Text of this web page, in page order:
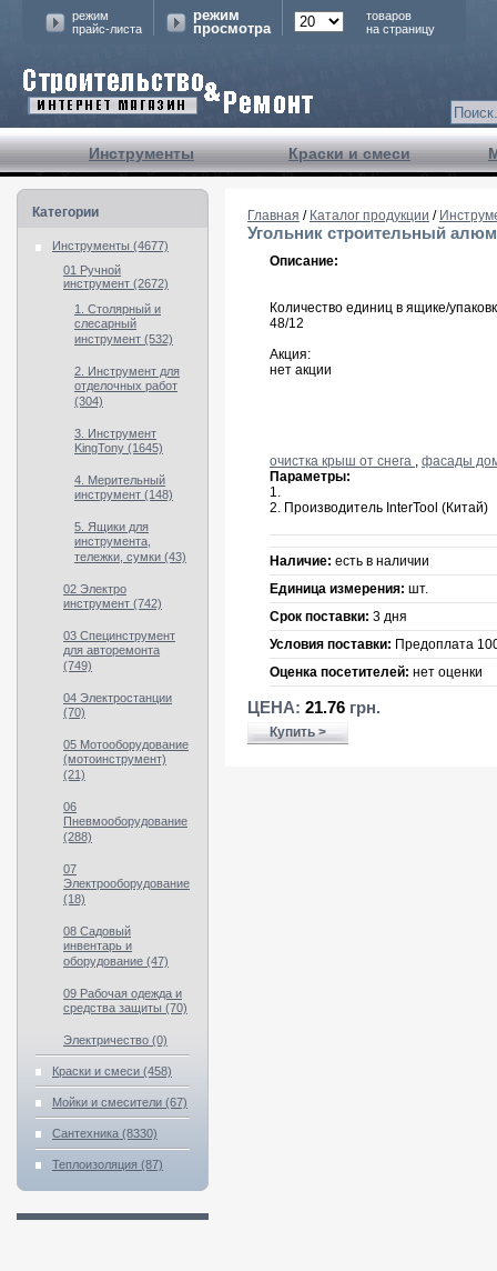
Инструменты Краски и смеси
режим
прайс-листа
режим
просмотра
товаров
на страницу
Категории
Инструменты (4677)
01 Ручной
инструмент (2672)
1. Столярный и
слесарный
инструмент (532)
2. Инструмент для
отделочных работ
(304)
3. Инструмент
KingTony (1645)
4. Мерительный
инструмент (148)
5. Ящики для
инструмента,
тележки, сумки (43)
02 Электро
инструмент (742)
03 Специнструмент
для авторемонта
(749)
04 Электростанции
(70)
05 Мотооборудование
(мотоинструмент)
(21)
06
Пневмооборудование
(288)
07
Электрооборудование
(18)
08 Садовый
инвентарь и
оборудование (47)
09 Рабочая одежда и
средства защиты (70)
Электричество (0)
Краски и смеси (458)
Мойки и смесители (67)
Сантехника (8330)
Теплоизоляция (87)
Главная / Каталог продукции /
Угольник строительный
Описание:
Количество единиц в ящике/
48/12
Акция:
нет акции
очистка крыш от снега , фасады
Параметры:
1.
2. Производитель InterTool (Китай)
Наличие: есть в наличии
Единица измерения: шт.
Срок поставки: 3 дня
Условия поставки: Предоплата
Оценка посетителей: нет оценки
ЦЕНА: 21.76 грн.
Купить >